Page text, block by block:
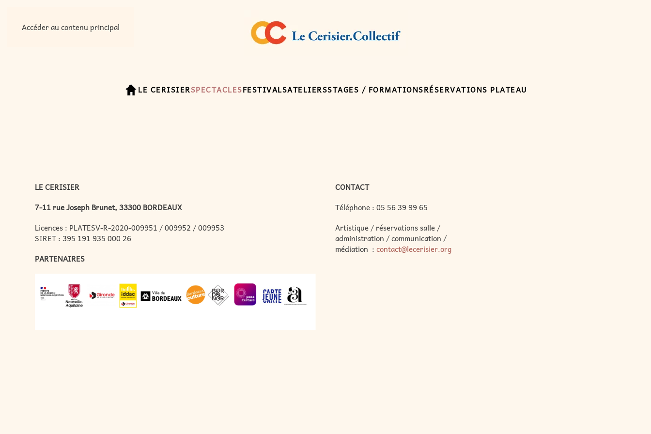
Accéder au contenu principal
LE CERISIERSPECTACLESFESTIVALSATELIERSSTAGES / FORMATIONSRÉSERVATIONS PLATEAU
LE CERISIER
7-11 rue Joseph Brunet, 33300 BORDEAUX
Licences : PLATESV-R-2020-009951 / 009952 / 009953
SIRET : 395 191 935 000 26
PARTENAIRES
CONTACT
Téléphone : 05 56 39 99 65
Artistique / réservations salle /
administration / communication /
médiation : contact@lecerisier.org